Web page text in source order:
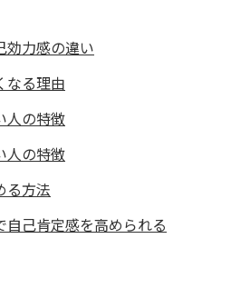
効力感の違い
なる理由
人の特徴
人の特徴
る方法
自己肯定感を高められる